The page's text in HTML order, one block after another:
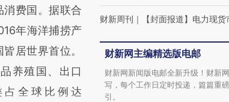
费国。据联合
年海洋捕捞产
居世界首位。
养殖国、出口
全球比例达
财新周刊 ｜ 【封面报道】电力现
财新网主编精选版电邮
财新网新闻版电邮全新升级！财新
写，每个工作日定时投递，篇篇重
引。